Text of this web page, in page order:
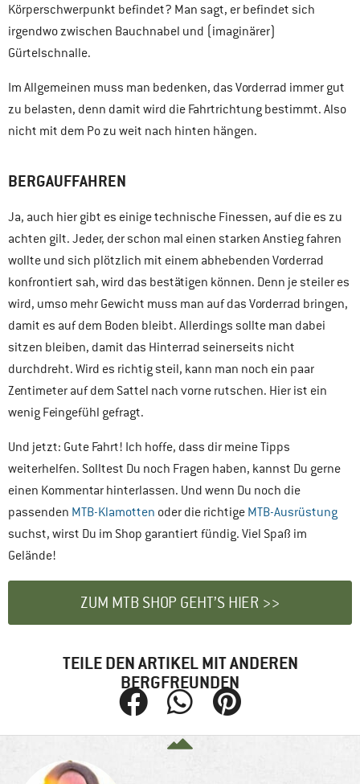
Körperschwerpunkt befindet? Man sagt, er befindet sich
irgendwo zwischen Bauchnabel und (imaginärer)
Gürtelschnalle.
Im Allgemeinen muss man bedenken, das Vorderrad immer gut
zu belasten, denn damit wird die Fahrtrichtung bestimmt. Also
nicht mit dem Po zu weit nach hinten hängen.
BERGAUFFAHREN
Ja, auch hier gibt es einige technische Finessen, auf die es zu
achten gilt. Jeder, der schon mal einen starken Anstieg fahren
wollte und sich plötzlich mit einem abhebenden Vorderrad
konfrontiert sah, wird das bestätigen können. Denn je steiler es
wird, umso mehr Gewicht muss man auf das Vorderrad bringen,
damit es auf dem Boden bleibt. Allerdings sollte man dabei
sitzen bleiben, damit das Hinterrad seinerseits nicht
durchdreht. Wird es richtig steil, kann man noch ein paar
Zentimeter auf dem Sattel nach vorne rutschen. Hier ist ein
wenig Feingefühl gefragt.
Und jetzt: Gute Fahrt! Ich hoffe, dass dir meine Tipps
weiterhelfen. Solltest Du noch Fragen haben, kannst Du gerne
einen Kommentar hinterlassen. Und wenn Du noch die
passenden MTB-Klamotten oder die richtige MTB-Ausrüstung
suchst, wirst Du im Shop garantiert fündig. Viel Spaß im
Gelände!
ZUM MTB SHOP GEHT’S HIER >>
TEILE DEN ARTIKEL MIT ANDEREN
BERGFREUNDEN